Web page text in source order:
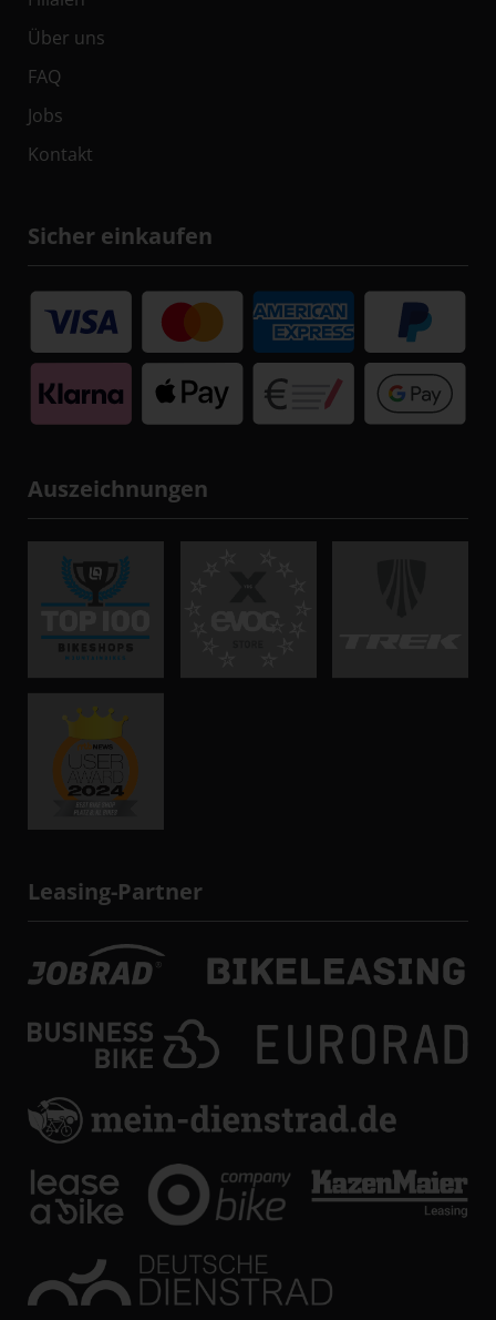
Über uns
FAQ
Jobs
Kontakt
Sicher einkaufen
Auszeichnungen
Leasing-Partner